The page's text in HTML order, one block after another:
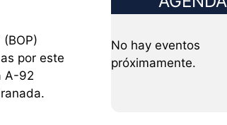
por este
A-92
No hay eventos
próximamente.